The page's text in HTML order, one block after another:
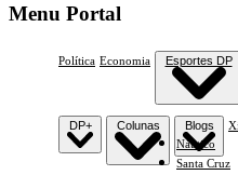
Menu Portal
Política Economia Esportes DP
Náutico
Santa Cruz
DP+ Colunas Blogs